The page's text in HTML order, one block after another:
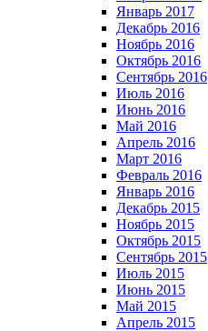
Январь 2017
Декабрь 2016
Ноябрь 2016
Октябрь 2016
Сентябрь 2016
Июль 2016
Июнь 2016
Май 2016
Апрель 2016
Март 2016
Февраль 2016
Январь 2016
Декабрь 2015
Ноябрь 2015
Октябрь 2015
Сентябрь 2015
Июль 2015
Июнь 2015
Май 2015
Апрель 2015